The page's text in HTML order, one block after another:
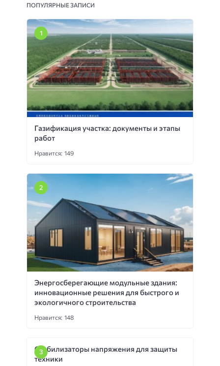
ПОПУЛЯРНЫЕ ЗАПИСИ
Газификация участка: документы и этапы
работ
Нравится: 149
Энергосберегающие модульные здания:
инновационные решения для быстрого и
экологичного строительства
Нравится: 148
Стабилизаторы напряжения для защиты
техники